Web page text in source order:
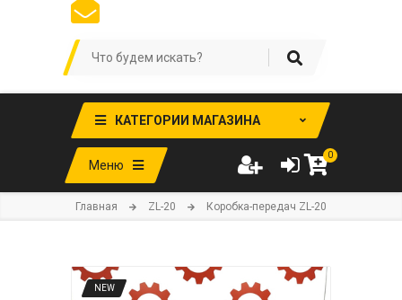
КАТЕГОРИИ МАГАЗИНА
Меню
0
Главная ZL-20 Коробка-передач ZL-20
NEW